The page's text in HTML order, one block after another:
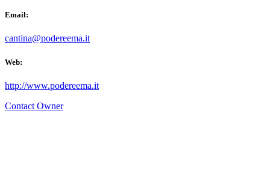
Email:
cantina@podereema.it
Web:
http://www.podereema.it
Contact Owner